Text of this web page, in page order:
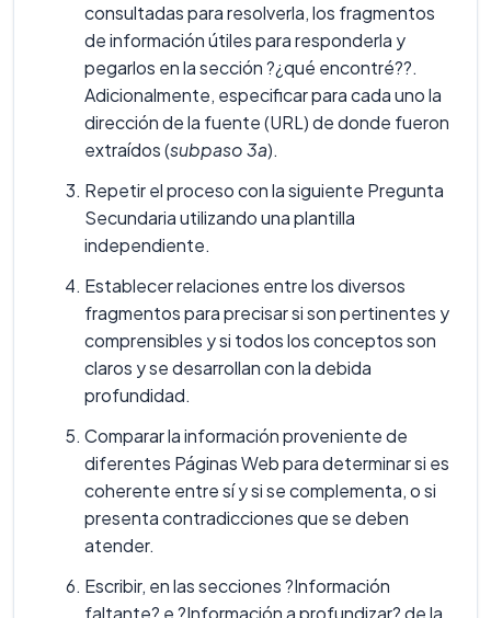
consultadas para resolverla, los fragmentos
de información útiles para responderla y
pegarlos en la sección ?¿qué encontré??.
Adicionalmente, especificar para cada uno la
dirección de la fuente (URL) de donde fueron
extraídos (subpaso 3a).
Repetir el proceso con la siguiente Pregunta
Secundaria utilizando una plantilla
independiente.
Establecer relaciones entre los diversos
fragmentos para precisar si son pertinentes y
comprensibles y si todos los conceptos son
claros y se desarrollan con la debida
profundidad.
Comparar la información proveniente de
diferentes Páginas Web para determinar si es
coherente entre sí y si se complementa, o si
presenta contradicciones que se deben
atender.
Escribir, en las secciones ?Información
faltante? e ?Información a profundizar? de la